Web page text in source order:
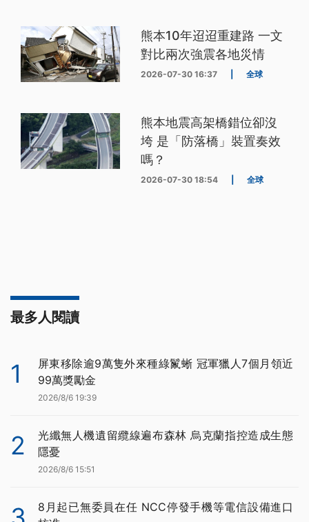
熊本10年迢迢重建路 一文
對比兩次強震各地災情
2026-07-30 16:37 全球
熊本地震高架橋錯位卻沒
垮 是「防落橋」裝置奏效
嗎？
2026-07-30 18:54 全球
最多人閱讀
1
屏東移除逾9萬隻外來種綠鬣蜥 冠軍獵人7個月領近
99萬獎勵金
2026/8/6 19:39
2
光纖無人機遺留纜線遍布森林 烏克蘭指控造成生態
隱憂
2026/8/6 15:51
8月起已無委員在任 NCC停發手機等電信設備進口